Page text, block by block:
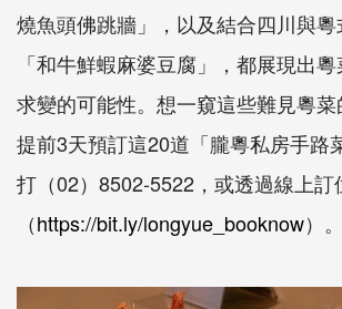
燒魚頭佛跳牆」，以及結合四川與
「和牛鮮蝦麻婆豆腐」，都展現出
求變的可能性。想一窺這些難見粵
提前3天預訂這20道「朧粵私房手路
打（02）8502-5522，或透過線上訂
（https://bit.ly/longyue_booknow）。